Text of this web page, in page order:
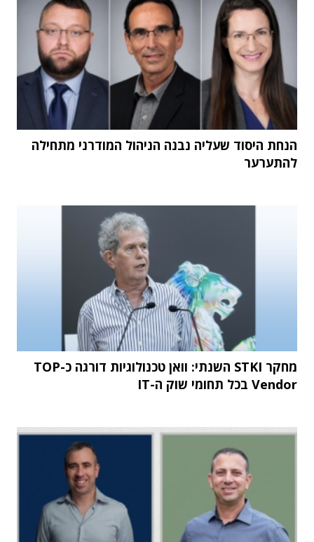
הנחת היסוד שעליה נבנה הניהול המודרני מתחילה
להתערער
מחקר STKI השנתי: וואן טכנולוגיות דורגה כ-TOP
Vendor בכל תחומי שוק ה-IT